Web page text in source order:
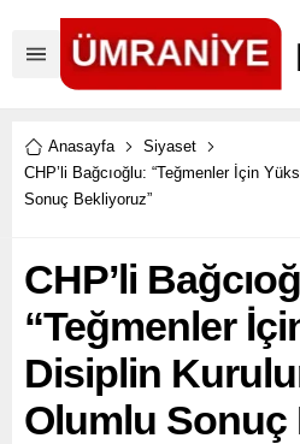
Anasayfa
Siyaset
CHP’li Bağcıoğlu: “Teğmenler İçin
Sonuç Bekliyoruz”
CHP’li
“Teğmenler
Disiplin
Olumlu Sonuç